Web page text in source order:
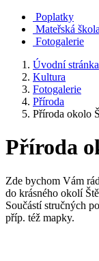
Poplatky
Mateřská škola
Fotogalerie
Úvodní stránka
Kultura
Fotogalerie
Příroda
Příroda okolo
Příroda
Zde bychom Vám
do krásného okolí
Součástí stručných
příp. též mapky.